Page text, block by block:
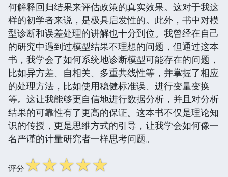
何解释回归结果来评估政策的真实效果。这对于我这
样的初学者来说，是极具启发性的。此外，书中对模
型诊断和误差处理的讲解也十分到位。我曾经在自己
的研究中遇到过模型结果不理想的问题，但通过这本
书，我学会了如何系统地诊断模型可能存在的问题，
比如异方差、自相关、多重共线性等，并掌握了相应
的处理方法，比如使用稳健标准误、进行变量变换
等。这让我能够更自信地进行数据分析，并且对分析
结果的可靠性有了更高的保证。这本书不仅是理论知
识的传授，更是思维方式的引导，让我学会如何像一
名严谨的计量研究者一样思考问题。
评分☆☆☆☆☆